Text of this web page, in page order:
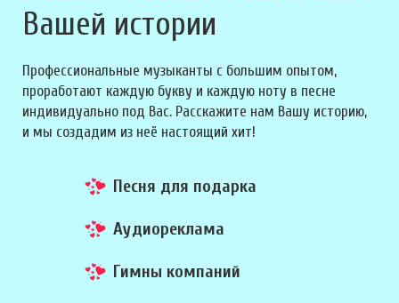
Вашей истории
Профессиональные музыканты с большим опытом,
проработают каждую букву и каждую ноту в песне
индивидуально под Вас. Расскажите нам Вашу историю,
и мы создадим из неё настоящий хит!
Песня для подарка
Аудиореклама
Гимны компаний